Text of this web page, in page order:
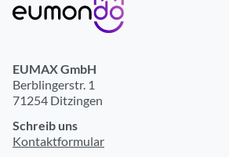
EUMAX GmbH
Berblingerstr. 1
71254 Ditzingen
Schreib uns
Kontaktformular